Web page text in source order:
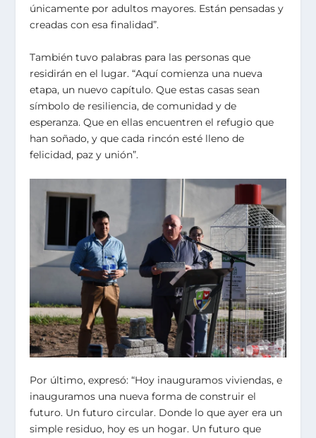
únicamente por adultos mayores. Están pensadas y
creadas con esa finalidad”.
También tuvo palabras para las personas que
residirán en el lugar. “Aquí comienza una nueva
etapa, un nuevo capítulo. Que estas casas sean
símbolo de resiliencia, de comunidad y de
esperanza. Que en ellas encuentren el refugio que
han soñado, y que cada rincón esté lleno de
felicidad, paz y unión”.
Por último, expresó: “Hoy inauguramos viviendas, e
inauguramos una nueva forma de construir el
futuro. Un futuro circular. Donde lo que ayer era un
simple residuo, hoy es un hogar. Un futuro que